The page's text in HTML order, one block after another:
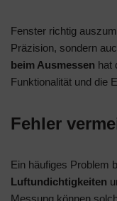
Fenster richtig
Präzision, sondern
beim Ausmessen hat
Funktionalität und die
Fehler
Ein häufiges Problem
Luftundichtigkeiten
Messung können